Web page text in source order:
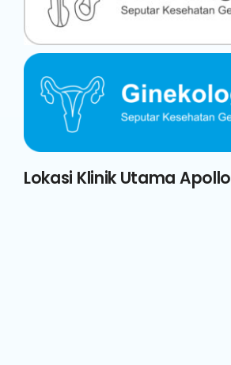
Lokasi Klinik Utama Apollo